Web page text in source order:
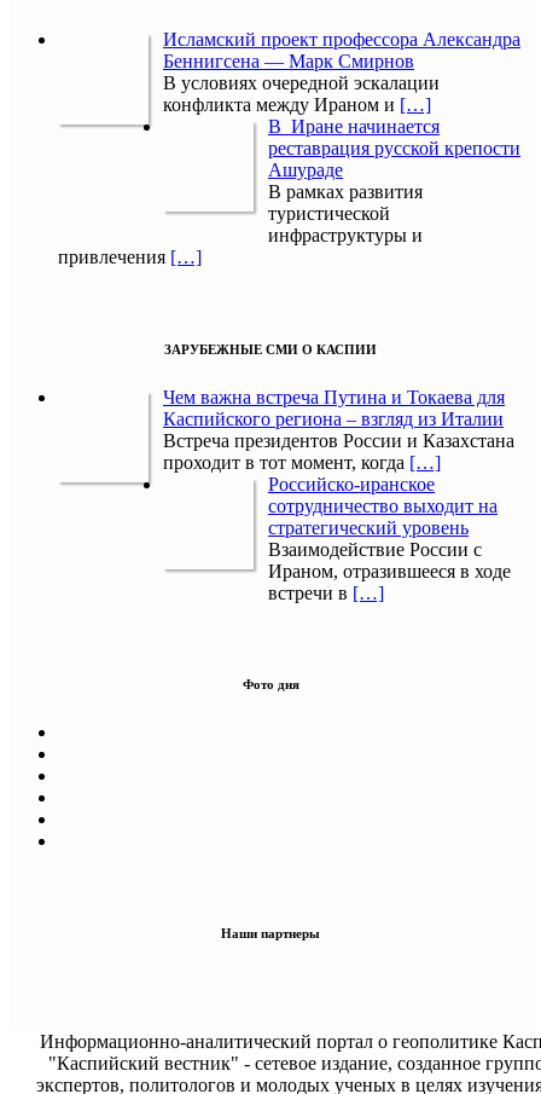
Исламский проект профессора Александра
Беннигсена — Марк Смирнов
В условиях очередной эскалации
конфликта между Ираном и […]
В Иране начинается
реставрация русской крепости
Ашураде
В рамках развития
туристической
инфраструктуры и
привлечения […]
ЗАРУБЕЖНЫЕ СМИ О КАСПИИ
Чем важна встреча Путина и Токаева для
Каспийского региона – взгляд из Италии
Встреча президентов России и Казахстана
проходит в тот момент, когда […]
Российско-иранское
сотрудничество выходит на
стратегический уровень
Взаимодействие России с
Ираном, отразившееся в ходе
встречи в […]
Фото дня
Наши партнеры
Информационно-аналитический портал о геополитике
"Каспийский вестник" - сетевое издание, созданное
экспертов, политологов и молодых ученых в целях